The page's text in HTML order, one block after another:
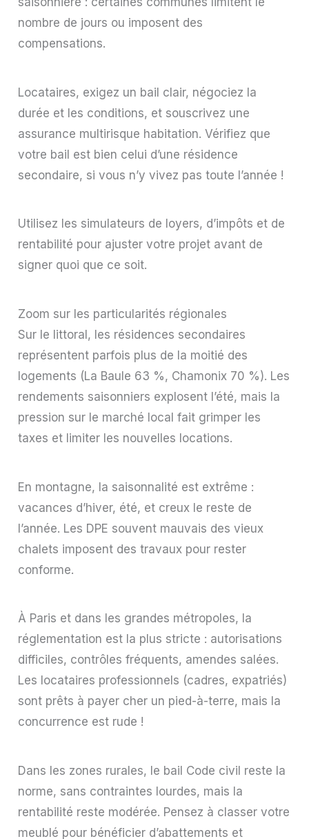
nombre de jours ou imposent des
compensations.
Locataires, exigez un bail clair, négociez la
durée et les conditions, et souscrivez une
assurance multirisque habitation. Vérifiez que
votre bail est bien celui d’une résidence
secondaire, si vous n’y vivez pas toute l’année !
Utilisez les simulateurs de loyers, d’impôts et de
rentabilité pour ajuster votre projet avant de
signer quoi que ce soit.
Zoom sur les particularités régionales
Sur le littoral, les résidences secondaires
représentent parfois plus de la moitié des
logements (La Baule 63 %, Chamonix 70 %). Les
rendements saisonniers explosent l’été, mais la
pression sur le marché local fait grimper les
taxes et limiter les nouvelles locations.
En montagne, la saisonnalité est extrême :
vacances d’hiver, été, et creux le reste de
l’année. Les DPE souvent mauvais des vieux
chalets imposent des travaux pour rester
conforme.
À Paris et dans les grandes métropoles, la
réglementation est la plus stricte : autorisations
difficiles, contrôles fréquents, amendes salées.
Les locataires professionnels (cadres, expatriés)
sont prêts à payer cher un pied-à-terre, mais la
concurrence est rude !
Dans les zones rurales, le bail Code civil reste la
norme, sans contraintes lourdes, mais la
rentabilité reste modérée. Pensez à classer votre
meublé pour bénéficier d’abattements et